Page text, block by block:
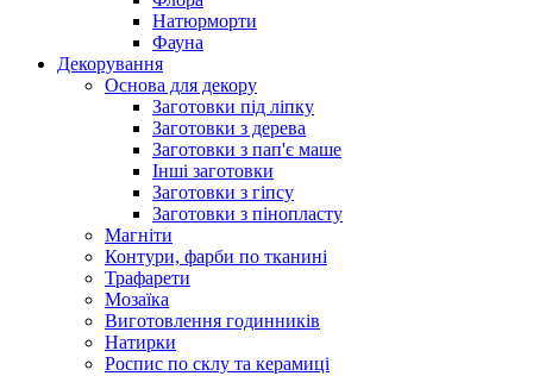
Натюрморти
Фауна
Декорування
Основа для декору
Заготовки під ліпку
Заготовки з дерева
Заготовки з пап'є маше
Інші заготовки
Заготовки з гіпсу
Заготовки з пінопласту
Магніти
Контури, фарби по тканині
Трафарети
Мозаїка
Виготовлення годинників
Натирки
Роспис по склу та керамиці